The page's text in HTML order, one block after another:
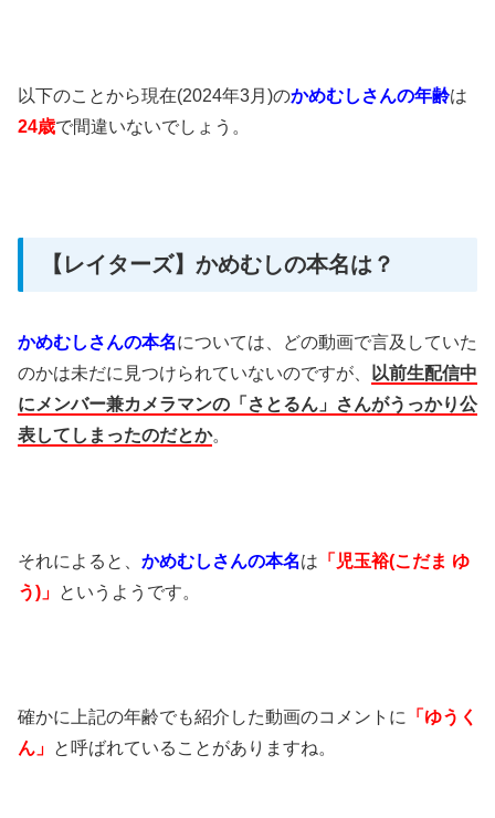
以下のことから現在(2024年3月)のかめむしさんの年齢は
24歳で間違いないでしょう。
【レイターズ】かめむしの本名は？
かめむしさんの本名については、どの動画で言及していた
のかは未だに見つけられていないのですが、
以前生配信中
にメンバー兼カメラマンの「さとるん」さんがうっかり公
表してしまったのだとか。
それによると、 かめむしさんの本名は 「児玉裕(こだま ゆ
う)」 というようです。
確かに上記の年齢でも紹介した動画のコメントに
「ゆうく
ん」 と呼ばれていることがありますね。